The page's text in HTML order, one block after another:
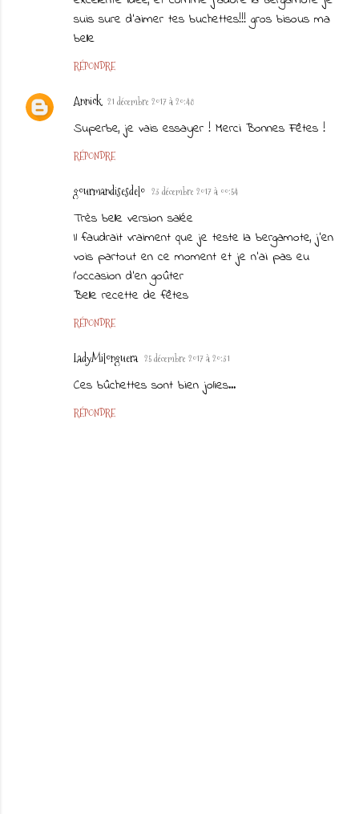
suis sure d'aimer tes buchettes!!! gros bisous ma
belle
RÉPONDRE
Annick 21 décembre 2017 à 20:48
Superbe, je vais essayer ! Merci Bonnes Fêtes !
RÉPONDRE
gourmandisesdelo 23 décembre 2017 à 00:54
Très belle version salée
Il faudrait vraiment que je teste la bergamote, j'en
vois partout en ce moment et je n'ai pas eu
l'occasion d'en goûter
Belle recette de fêtes
RÉPONDRE
LadyMilonguera 25 décembre 2017 à 20:31
Ces bûchettes sont bien jolies...
RÉPONDRE